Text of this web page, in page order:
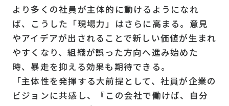
より多くの社員が主体的に動けるようになれ
ば、こうした「現場力」はさらに高まる。意見
やアイデアが出されることで新しい価値が生まれ
やすくなり、組織が誤った方向へ進み始めた
時、暴走を抑える効果も期待できる。
「主体性を発揮する大前提として、社員が企業の
ビジョンに共感し、『この会社で働けば、自分